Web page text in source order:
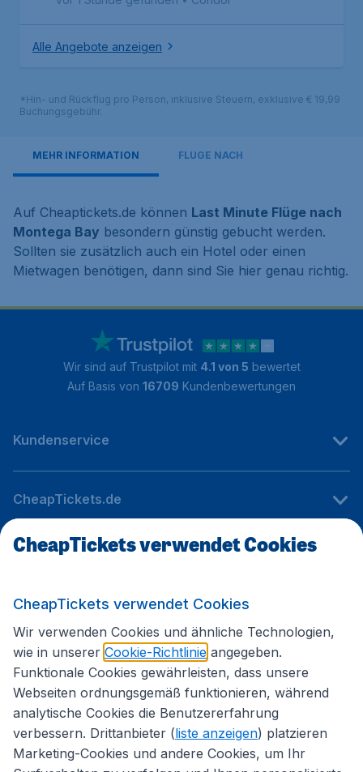
Alle Angebote anzeigen
*Hin- und Rückflug pro Person, inklusive Steuern, exklusive € 19,99
Buchungsgebühr.
MEHR INFORMATION FLÜGE NACH
Auf Cheaptickets.de können Last Minute Flüge nach
Montega Bay besondern günstig gebucht werden.
Sollten sie zusätzlich auch ein Hotel oder einen
Mietwagen benötigen, dann sind Sie hier genau richtig.
Wir sind auf Trustpilot mit 4.1 von 5 bewertet
Auf Basis von 16709 Kundenbewertungen
Kundenservice
CheapTickets.de
Internationale Webseiten
Folgen Sie uns:
CheapTickets verwendet Cookies
CheapTickets verwendet Cookies
Wir verwenden Cookies und ähnliche Technologien,
wie in unserer Cookie-Richtlinie angegeben.
Funktionale Cookies gewährleisten, dass unsere
Webseiten ordnungsgemäß funktionieren, während
analytische Cookies die Benutzererfahrung
verbessern. Drittanbieter (liste anzeigen) platzieren
Marketing-Cookies und andere Cookies, um Ihr